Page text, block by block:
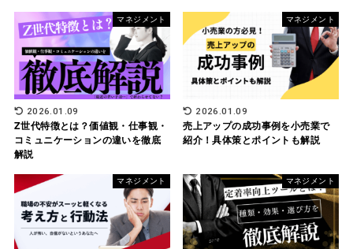
マネジメント
2026.01.09
Z世代特徴とは？価値観・仕事観・
コミュニケーションの違いを徹底
解説
マネジメント
2026.01.09
売上アップの成功事例を小売業で
紹介！具体策とポイントも解説
マネジメント マネジメント